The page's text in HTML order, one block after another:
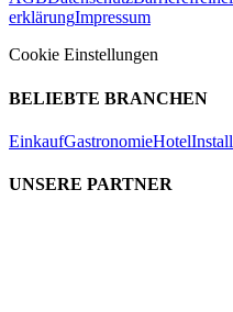
erklärungImpressum
Cookie Einstellungen
BELIEBTE BRANCHEN
EinkaufGastronomieHotel
UNSERE PARTNER